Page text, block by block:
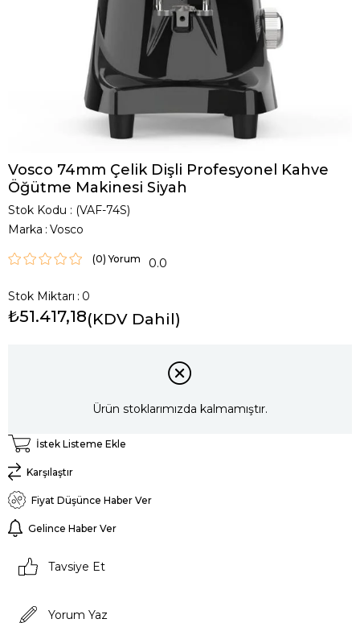
Vosco 74mm Çelik Dişli Profesyonel Kahve
Öğütme Makinesi Siyah
Stok Kodu
(VAF-74S)
Marka : Vosco
(0) 0.0
Stok Miktarı : 0
₺51.417,18(KDV Dahil)
Ürün stoklarımızda kalmamıştır.
İstek Listeme Ekle
Karşılaştır
Fiyat Düşünce Haber Ver
Gelince Haber Ver
Tavsiye Et
Yorum Yaz